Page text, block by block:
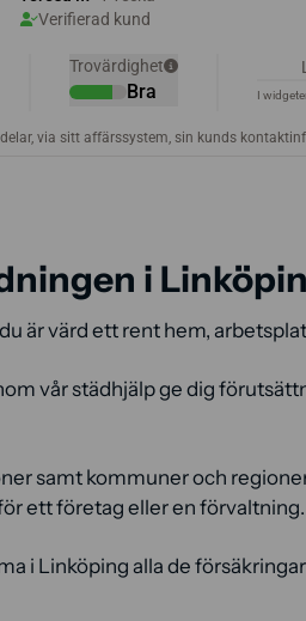
i
är värd ett rent hem,
vår städhjälp ge dig
samt kommuner och
ett företag eller en förvaltning.
i Linköping alla de